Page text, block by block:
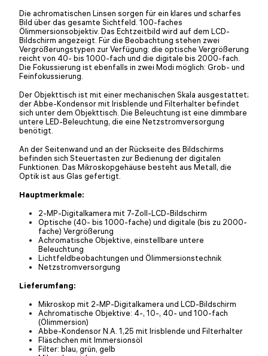
Die achromatischen Linsen sorgen für ein klares und scharfes
Bild über das gesamte Sichtfeld. 100-faches
Ölimmersionsobjektiv. Das Echtzeitbild wird auf dem LCD-
Bildschirm angezeigt. Für die Beobachtung stehen zwei
Vergrößerungstypen zur Verfügung: die optische Vergrößerung
reicht von 40- bis 1000-fach und die digitale bis 2000-fach.
Die Fokussierung ist ebenfalls in zwei Modi möglich: Grob- und
Feinfokussierung.
Der Objekttisch ist mit einer mechanischen Skala ausgestattet;
der Abbe-Kondensor mit Irisblende und Filterhalter befindet
sich unter dem Objekttisch. Die Beleuchtung ist eine dimmbare
untere LED-Beleuchtung, die eine Netzstromversorgung
benötigt.
An der Seitenwand und an der Rückseite des Bildschirms
befinden sich Steuertasten zur Bedienung der digitalen
Funktionen. Das Mikroskopgehäuse besteht aus Metall, die
Optik ist aus Glas gefertigt.
Hauptmerkmale:
2-MP-Digitalkamera mit 7-Zoll-LCD-Bildschirm
Optische (40- bis 1000-fache) und digitale (bis zu 2000-
fache) Vergrößerung
Achromatische Objektive, einstellbare untere
Beleuchtung
Lichtfeldbeobachtungen und Ölimmersionstechnik
Netzstromversorgung
Lieferumfang:
Mikroskop mit 2-MP-Digitalkamera und LCD-Bildschirm
Achromatische Objektive: 4-, 10-, 40- und 100-fach
(Ölimmersion)
Abbe-Kondensor N.A. 1,25 mit Irisblende und Filterhalter
Fläschchen mit Immersionsöl
Filter: blau, grün, gelb